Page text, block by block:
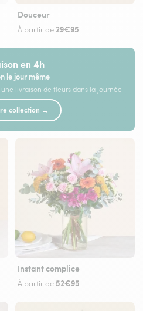
Douceur
À partir de29€95
en 4h
le jour même
livraison de fleurs dans la journée
collection →
Instant complice
À partir de 52€95